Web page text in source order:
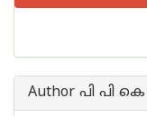
Author പി പി